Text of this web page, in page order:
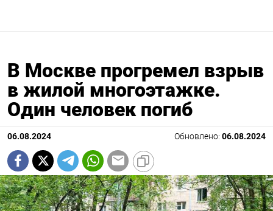
В Москве прогремел взрыв
в жилой многоэтажке.
Один человек погиб
06.08.2024 Обновлено: 06.08.2024